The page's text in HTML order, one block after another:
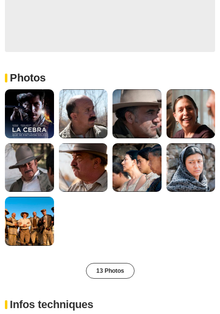
Photos
13 Photos
Infos techniques